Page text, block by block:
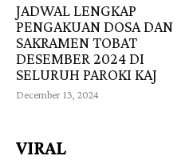
JADWAL LENGKAP
PENGAKUAN DOSA DAN
SAKRAMEN TOBAT
DESEMBER 2024 DI
SELURUH PAROKI KAJ
December 13, 2024
VIRAL